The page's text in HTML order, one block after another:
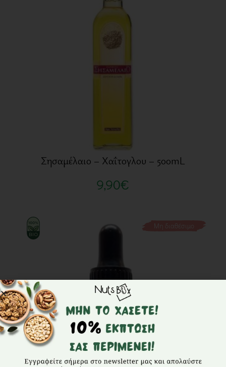
Σησαμέλαιο – Χαΐτογλου – 500mL
9,90€
Μη διαθέσιμο